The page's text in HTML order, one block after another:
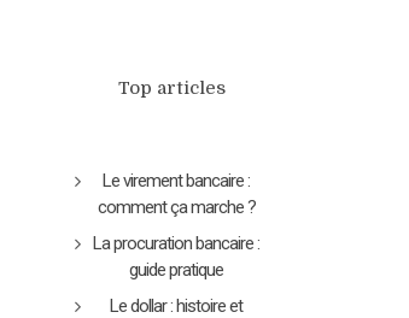
Top articles
Le virement bancaire :
comment ça marche ?
La procuration bancaire :
guide pratique
Le dollar : histoire et